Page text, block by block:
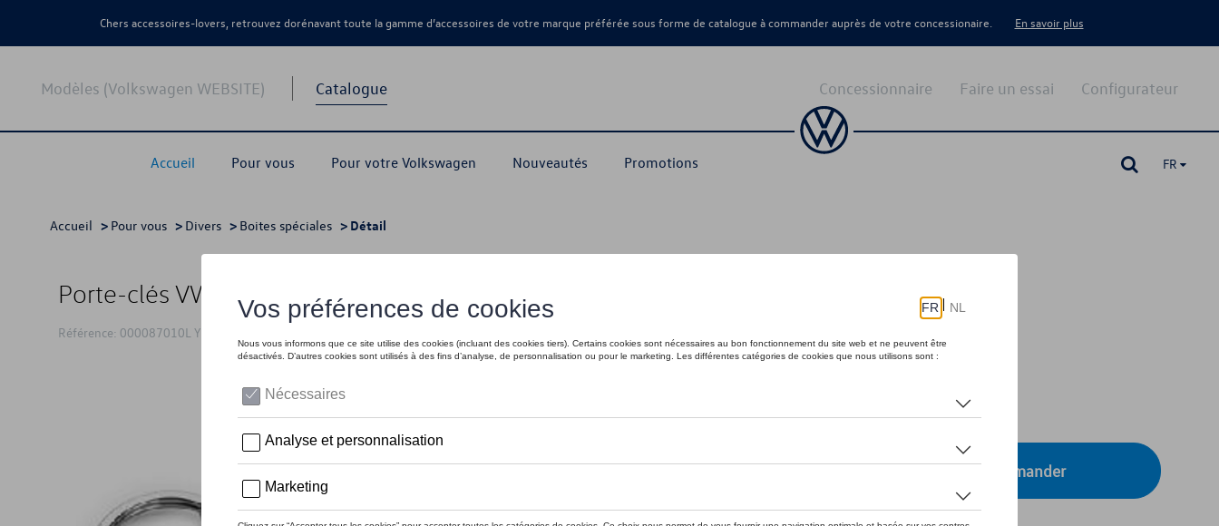
Chers accessoires-lovers, retrouvez dorénavant toute la gamme d’accessoires de votre marque préférée sous forme de catalogue à commander auprès de votre concessionaire. En savoir plus
Modèles (Volkswagen WEBSITE) Catalogue
Accueil Pour vous Pour votre Volkswagen Nouveautés Promotions
Configurateur
Faire un essai
Concessionnaire
FR
Accueil > Pour vous > Divers > Boites spéciales > Détail
Porte-clés VW Amarok, argent
Référence: 000087010L YPN
Moins de 5 pcs disponibles.
Contactez votre concessionnaire pour commander